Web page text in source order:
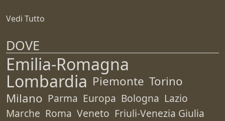
Vedi Tutto
DOVE
Emilia-Romagna
Lombardia Piemonte Torino
Milano Parma Europa Bologna Lazio
Marche Roma Veneto Friuli-Venezia Giulia